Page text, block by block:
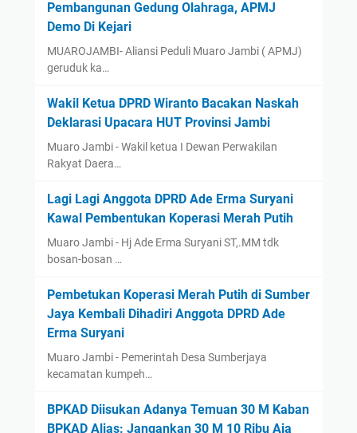
Pembangunan Gedung Olahraga, APMJ
Demo Di Kejari
MUAROJAMBI- Aliansi Peduli Muaro Jambi ( APMJ)
geruduk ka…
Wakil Ketua DPRD Wiranto Bacakan Naskah
Deklarasi Upacara HUT Provinsi Jambi
Muaro Jambi - Wakil ketua I Dewan Perwakilan
Rakyat Daera…
Lagi Lagi Anggota DPRD Ade Erma Suryani
Kawal Pembentukan Koperasi Merah Putih
Muaro Jambi - Hj Ade Erma Suryani ST,.MM tdk
bosan-bosan …
Pembetukan Koperasi Merah Putih di Sumber
Jaya Kembali Dihadiri Anggota DPRD Ade
Erma Suryani
Muaro Jambi - Pemerintah Desa Sumberjaya
kecamatan kumpeh…
BPKAD Diisukan Adanya Temuan 30 M Kaban
BPKAD Alias: Jangankan 30 M 10 Ribu Aja